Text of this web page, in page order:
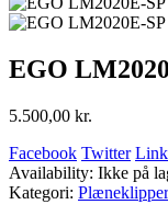
EGO
5.500,00 kr.
Facebook Twitter
Availability: Ikke på
Kategori: